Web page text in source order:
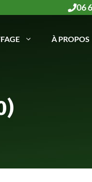
06
À PROPOS